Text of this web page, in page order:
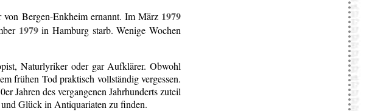
von Bergen-Enkheim ernannt. Im März 1979
1979in Hamburg starb. Wenige Wochen
Naturlyriker oder gar Aufklärer. Obwohl
frühen Tod praktisch vollständig vergessen.
Jahren des vergangenen Jahrhunderts zuteil
Glück in Antiquariaten zu finden.